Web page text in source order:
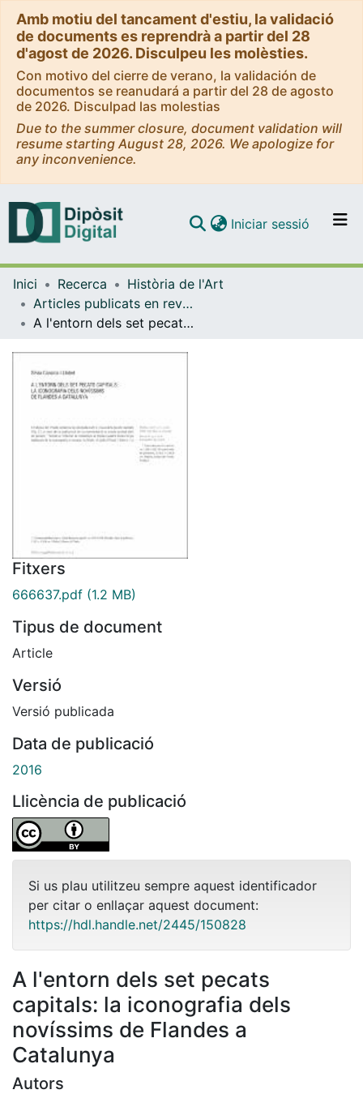
Amb motiu del tancament d'estiu, la validació
de documents es reprendrà a partir del 28
d'agost de 2026. Disculpeu les molèsties.
Con motivo del cierre de verano, la validación de
documentos se reanudará a partir del 28 de agosto
de 2026. Disculpad las molestias
Due to the summer closure, document validation will
resume starting August 28, 2026. We apologize for
any inconvenience.
Navega per tot el DD
Com publicar
Contacte
Iniciar sessió (current)
Inici Recerca
Història de l'Art
Articles publicats en revistes (Història de l'Art)
A l'entorn dels set pecats capitals: la iconografia dels novíssims de Flandes a Catalunya
Fitxers
666637.pdf (1.2 MB)
Tipus de document
Article
Versió
Versió publicada
Data de publicació
2016
Llicència de publicació
Si us plau utilitzeu sempre aquest identificador
per citar o enllaçar aquest document:
https://hdl.handle.net/2445/150828
A l'entorn dels set pecats
capitals: la iconografia dels
novíssims de Flandes a
Catalunya
Autors